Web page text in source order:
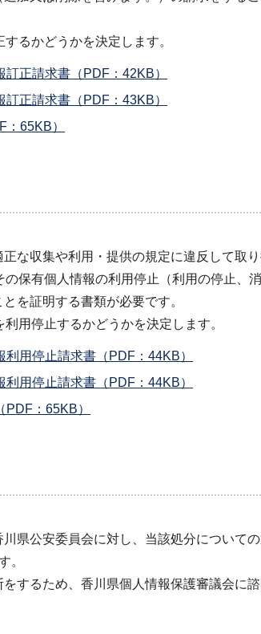
るかどうかを決定します。
訂正請求書（PDF：42KB）
訂正請求書（PDF：43KB）
65KB）
な収集や利用・提供の規定に違反して取
保有個人情報の利用停止（利用の停止、
を証明する書類が必要です。
用停止するかどうかを決定します。
利用停止請求書（PDF：44KB）
利用停止請求書（PDF：44KB）
：65KB）
県公安委員会に対し、当該処分について
。
するため、香川県個人情報保護審議会に